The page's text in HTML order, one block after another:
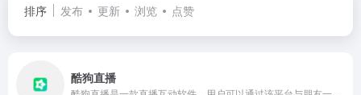
排序 发布 更新 浏览 点赞
酷狗直播